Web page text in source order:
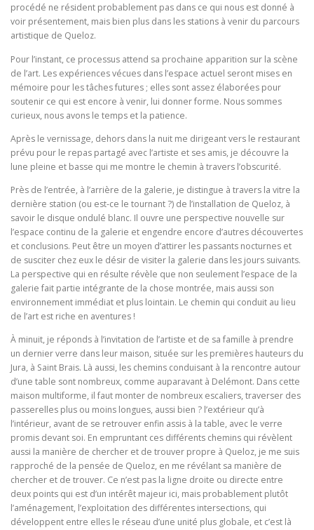
procédé ne résident probablement pas dans ce qui nous est donné à
voir présentement, mais bien plus dans les stations à venir du parcours
artistique de Queloz.
Pour l’instant, ce processus attend sa prochaine apparition sur la scène
de l’art. Les expériences vécues dans l’espace actuel seront mises en
mémoire pour les tâches futures ; elles sont assez élaborées pour
soutenir ce qui est encore à venir, lui donner forme. Nous sommes
curieux, nous avons le temps et la patience.
Après le vernissage, dehors dans la nuit me dirigeant vers le restaurant
prévu pour le repas partagé avec l’artiste et ses amis, je découvre la
lune pleine et basse qui me montre le chemin à travers l’obscurité.
Près de l’entrée, à l’arrière de la galerie, je distingue à travers la vitre la
dernière station (ou est-ce le tournant ?) de l’installation de Queloz, à
savoir le disque ondulé blanc. Il ouvre une perspective nouvelle sur
l’espace continu de la galerie et engendre encore d’autres découvertes
et conclusions. Peut être un moyen d’attirer les passants nocturnes et
de susciter chez eux le désir de visiter la galerie dans les jours suivants.
La perspective qui en résulte révèle que non seulement l’espace de la
galerie fait partie intégrante de la chose montrée, mais aussi son
environnement immédiat et plus lointain. Le chemin qui conduit au lieu
de l’art est riche en aventures !
À minuit, je réponds à l’invitation de l’artiste et de sa famille à prendre
un dernier verre dans leur maison, située sur les premières hauteurs du
Jura, à Saint Brais. Là aussi, les chemins conduisant à la rencontre autour
d’une table sont nombreux, comme auparavant à Delémont. Dans cette
maison multiforme, il faut monter de nombreux escaliers, traverser des
passerelles plus ou moins longues, aussi bien ? l’extérieur qu’à
l’intérieur, avant de se retrouver enfin assis à la table, avec le verre
promis devant soi. En empruntant ces différents chemins qui révèlent
aussi la manière de chercher et de trouver propre à Queloz, je me suis
rapproché de la pensée de Queloz, en me révélant sa manière de
chercher et de trouver. Ce n’est pas la ligne droite ou directe entre
deux points qui est d’un intérêt majeur ici, mais probablement plutôt
l’aménagement, l’exploitation des différentes intersections, qui
développent entre elles le réseau d’une unité plus globale, et c’est là